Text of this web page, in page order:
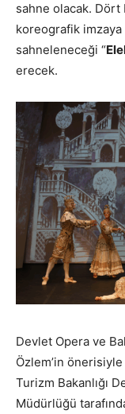
sahne olacak.
koreografik imzaya
sahneleneceği “
erecek.
Devlet Opera ve
Özlem’in
Turizm Bakanlığı
Müdürlüğü